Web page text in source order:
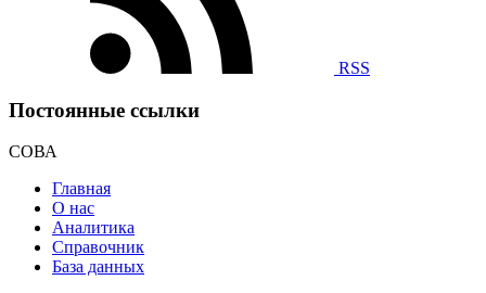
RSS
Постоянные ссылки
СОВА
Главная
О нас
Аналитика
Справочник
База данных